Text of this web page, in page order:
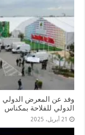
وفد عن المعرض الدولي
الدولي للفلاحة بمكناس
21 أبريل، 2025